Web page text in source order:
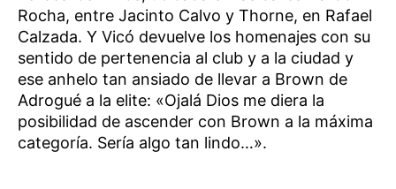
Rocha, entre Jacinto Calvo y Thorne, en Rafael
Calzada. Y Vicó devuelve los homenajes con su
sentido de pertenencia al club y a la ciudad y
ese anhelo tan ansiado de llevar a Brown de
Adrogué a la elite: «Ojalá Dios me diera la
posibilidad de ascender con Brown a la máxima
categoría. Sería algo tan lindo…».